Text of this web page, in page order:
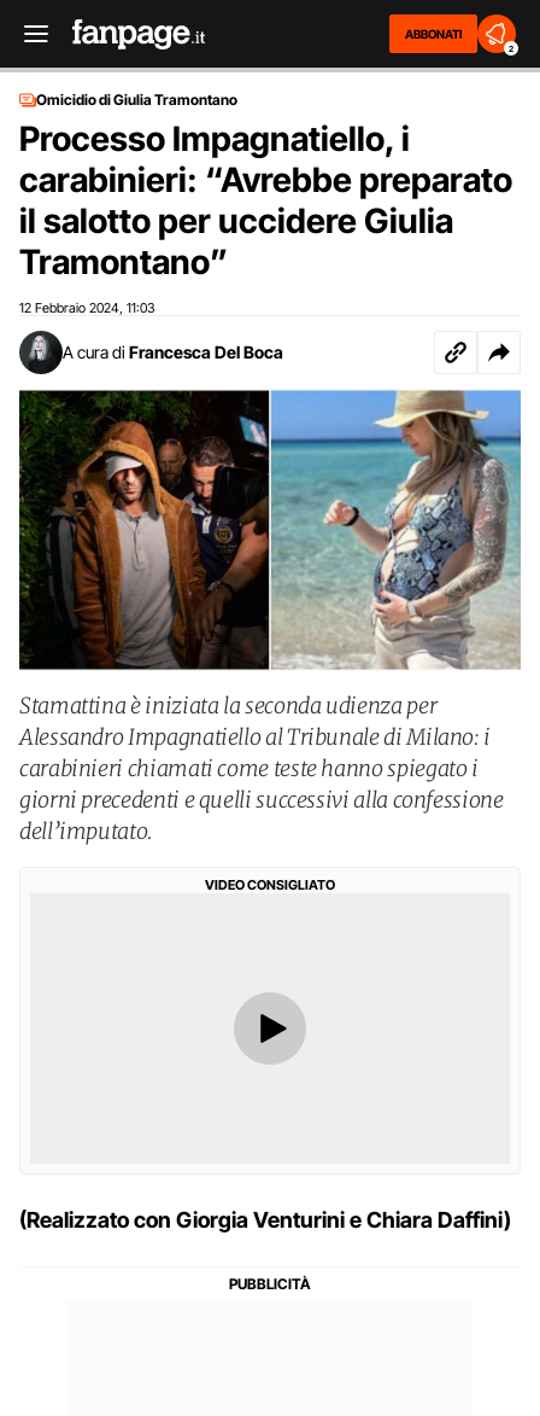
ABBONATI
2
Omicidio di Giulia Tramontano
Processo Impagnatiello, i
carabinieri: “Avrebbe preparato
il salotto per uccidere Giulia
Tramontano”
12 Febbraio 2024 11:03
A cura di Francesca Del Boca
Stamattina è iniziata la seconda udienza per
Alessandro Impagnatiello al Tribunale di Milano: i
carabinieri chiamati come teste hanno spiegato i
giorni precedenti e quelli successivi alla confessione
dell’imputato.
VIDEO CONSIGLIATO
(Realizzato con Giorgia Venturini e Chiara Daffini)